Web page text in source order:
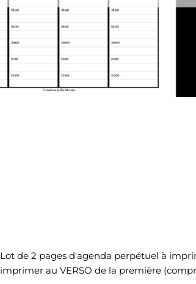
Lot de 2 pages d'agenda perpétuel à
imprimer au VERSO de la première